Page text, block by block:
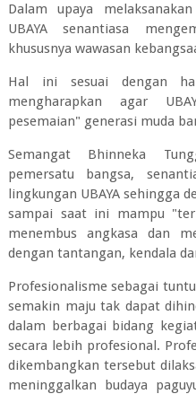
Dalam upaya
UBAYA senantiasa
khususnya wawasan
Hal ini sesuai dengan
mengharapkan agar
pesemaian" generasi muda
Semangat Bhinneka
pemersatu bangsa,
lingkungan UBAYA sehingga
sampai saat ini mampu
menembus angkasa dan
dengan tantangan, kendala
Profesionalisme sebagai
semakin maju tak dapat
dalam berbagai bidang
secara lebih profesional.
dikembangkan tersebut
meninggalkan budaya